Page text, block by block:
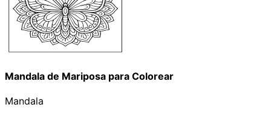
Mandala de Mariposa para Colorear
Mandala